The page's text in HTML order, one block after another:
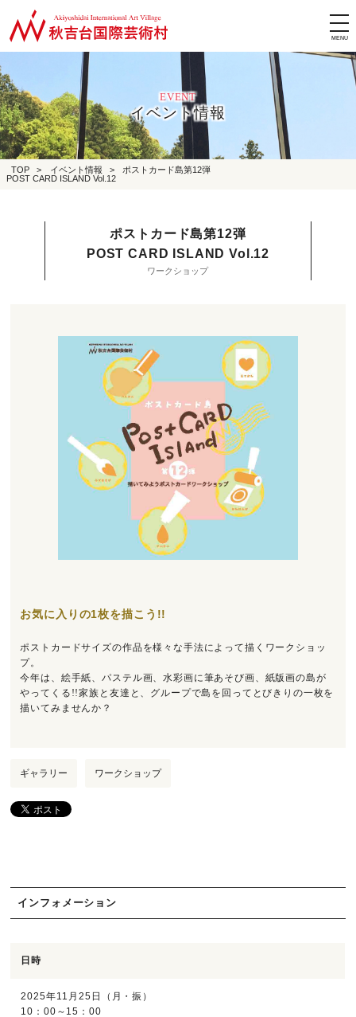
EVENT
イベント情報
TOP > イベント情報 >
ポストカード島第12弾
POST CARD ISLAND Vol.12
ポストカード島第12弾
POST CARD ISLAND Vol.12
ワークショップ
お気に入りの1枚を描こう!!
ポストカードサイズの作品を様々な手法によって描くワークショッ
プ。
今年は、絵手紙、パステル画、水彩画に筆あそび画、紙版画の島が
やってくる!!家族と友達と、グループで島を回ってとびきりの一枚を
描いてみませんか？
ギャラリー ワークショップ
インフォメーション
日時
2025年11月25日（月・振）
10：00～15：00